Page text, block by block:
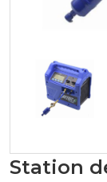
Station